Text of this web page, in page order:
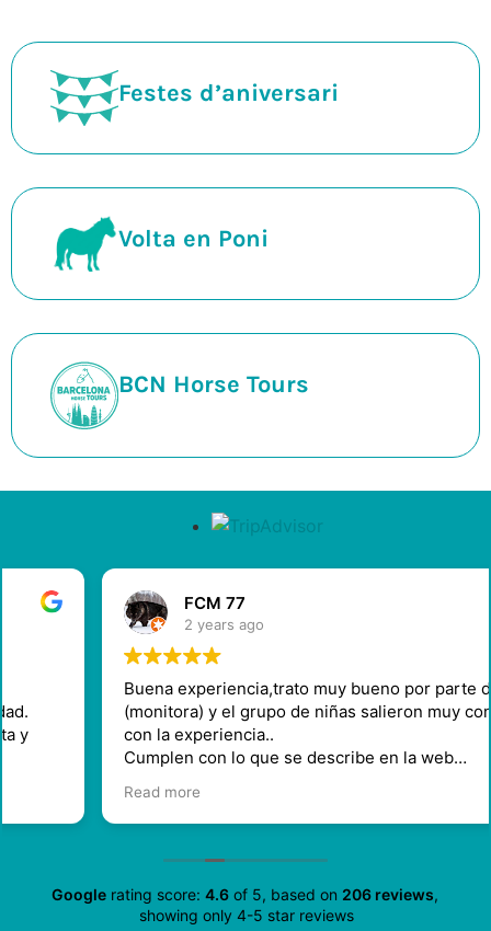
Festes d’aniversari
Volta en Poni
BCN Horse Tours
FCM 77
2 years ago
Buena experiencia,trato muy bueno por parte de Luna
(monitora) y el grupo de niñas salieron muy contentas
con la experiencia..
Cumplen con lo que se describe en la web
Read more
Googlerating score: 4.6of 5, based on 206 reviews,
showing only 4-5 star reviews